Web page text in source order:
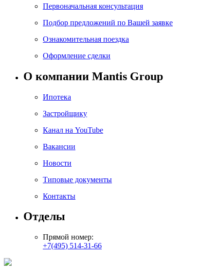
Первоначальная консультация
Подбор предложений по Вашей заявке
Ознакомительная поездка
Оформление сделки
О компании Mantis Group
Ипотека
Застройщику
Канал на YouTube
Вакансии
Новости
Типовые документы
Контакты
Отделы
Прямой номер:
+7(495) 514-31-66